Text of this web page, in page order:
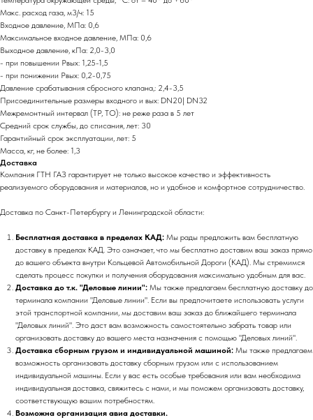
Макс. расход газа, м3/ч: 15
Входное давление, МПа: 0,6
Максимальное входное давление, МПа: 0,6
Выходное давление, кПа: 2,0-3,0
- при повышении Рвых: 1,25-1,5
- при понижении Рвых: 0,2-0,75
Давление срабатывания сбросного клапана,: 2,4-3,5
Присоединительные размеры входного и вых: DN20| DN32
Межремонтный интервал (ТР, ТО): не реже раза в 5 лет
Средний срок службы, до списания, лет: 30
Гарантийный срок эксплуатации, лет: 5
Масса, кг, не более: 1,3
Доставка
Компания ГТН ГАЗ гарантирует не только высокое качество и эффективность
реализуемого оборудования и материалов, но и удобное и комфортное сотрудничество.
Доставка по Санкт-Петербургу и Ленинградской области:
Бесплатная доставка в пределах КАД: Мы рады предложить вам бесплатную
доставку в пределах КАД. Это означает, что мы бесплатно доставим ваш заказ прямо
до вашего объекта внутри Кольцевой Автомобильной Дороги (КАД). Мы стремимся
сделать процесс покупки и получения оборудования максимально удобным для вас.
Доставка до т.к. "Деловые линии": Мы также предлагаем бесплатную доставку до
терминала компании "Деловые линии". Если вы предпочитаете использовать услуги
этой транспортной компании, мы доставим ваш заказ до ближайшего терминала
"Деловых линий". Это даст вам возможность самостоятельно забрать товар или
организовать доставку до вашего места назначения с помощью "Деловых линий".
Доставка сборным грузом и индивидуальной машиной: Мы также предлагаем
возможность организовать доставку сборным грузом или с использованием
индивидуальной машины. Если у вас есть особые требования или вам необходима
индивидуальная доставка, свяжитесь с нами, и мы поможем организовать доставку,
соответствующую вашим потребностям.
Возможна организация авиа доставки.